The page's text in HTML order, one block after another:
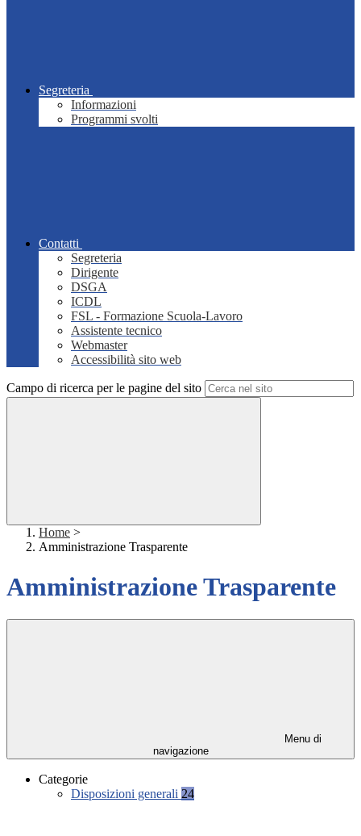
Segreteria
Informazioni
Programmi svolti
Contatti
Segreteria
Dirigente
DSGA
ICDL
FSL - Formazione Scuola-Lavoro
Assistente tecnico
Webmaster
Accessibilità sito web
Campo di ricerca per le pagine del sito
Home >
Amministrazione Trasparente
Amministrazione Trasparente
Menu di
navigazione
Categorie
Disposizioni generali 24